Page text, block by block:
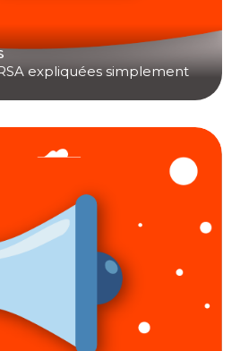
expliquées simplement